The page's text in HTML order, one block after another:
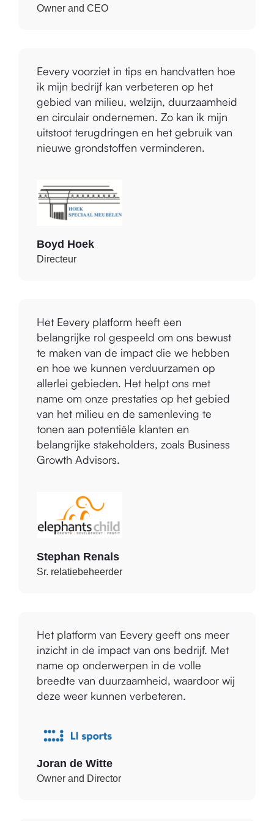
Evert van Oosterum
Eevery voorziet in tips en handvatten hoe
ik mijn bedrijf kan verbeteren op het
gebied van milieu, welzijn, duurzaamheid
en circulair ondernemen. Zo kan ik mijn
uitstoot terugdringen en het gebruik van
Boyd Hoek
Het Eevery platform heeft een
belangrijke rol gespeeld om ons bewust
te maken van de impact die we hebben
en hoe we kunnen verduurzamen op
allerlei gebieden. Het helpt ons met
name om onze prestaties op het gebied
van het milieu en de samenleving te
tonen aan potentiële klanten en
belangrijke stakeholders, zoals Business
Stephan Renals
Het platform van Eevery geeft ons meer
inzicht in de impact van ons bedrijf. Met
name op onderwerpen in de volle
breedte van duurzaamheid, waardoor wij
Joran de Witte